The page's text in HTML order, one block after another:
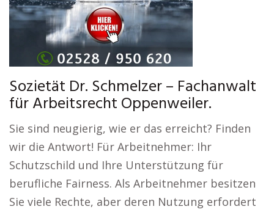
Sozietät Dr. Schmelzer – Fachanwalt
für Arbeitsrecht Oppenweiler.
Sie sind neugierig, wie er das erreicht? Finden
wir die Antwort! Für Arbeitnehmer: Ihr
Schutzschild und Ihre Unterstützung für
berufliche Fairness. Als Arbeitnehmer besitzen
Sie viele Rechte, aber deren Nutzung erfordert